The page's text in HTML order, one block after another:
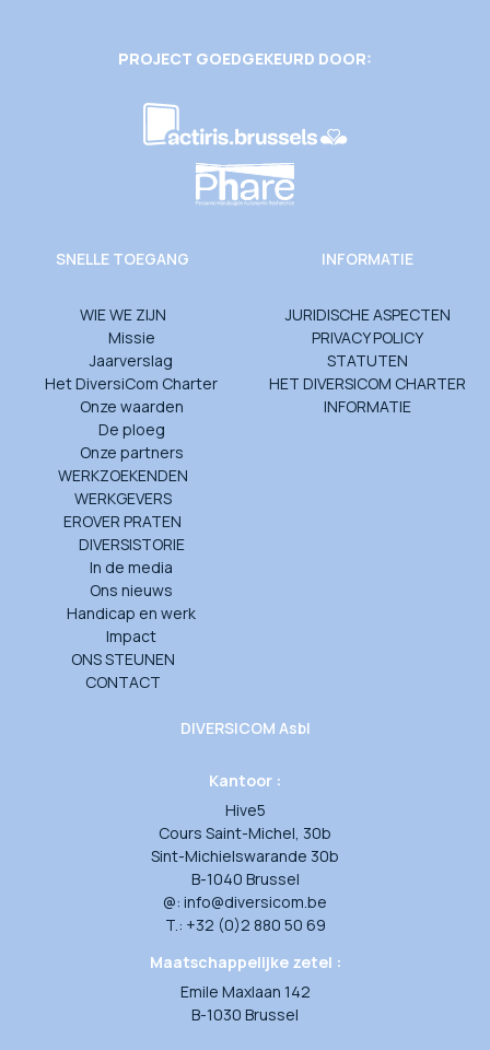
DIVERSICOM Asbl
Kantoor :
Hive5
Cours Saint-Michel, 30b
Sint-Michielswarande 30b
B-1040 Brussel
@: info@diversicom.be
T.: +32 (0)2 880 50 69
Maatschappelijke zetel :
Emile Maxlaan 142
B-1030 Brussel
SNELLE TOEGANG
WIE WE ZIJN
Missie
Jaarverslag
Het DiversiCom Charter
Onze waarden
De ploeg
Onze partners
WERKZOEKENDEN
WERKGEVERS
EROVER PRATEN
DIVERSISTORIE
In de media
Ons nieuws
Handicap en werk
Impact
ONS STEUNEN
CONTACT
INFORMATIE
JURIDISCHE ASPECTEN
PRIVACY POLICY
STATUTEN
HET DIVERSICOM CHARTER
INFORMATIE
PROJECT GOEDGEKEURD DOOR: